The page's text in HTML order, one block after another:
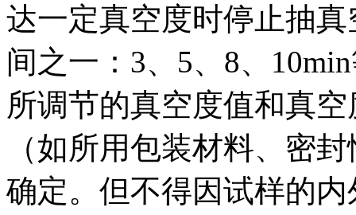
达一定真空度时停止抽
间之一：3、5、8、
所调节的真空度值和真
（如所用包装材料、密
确定。但不得因试样的